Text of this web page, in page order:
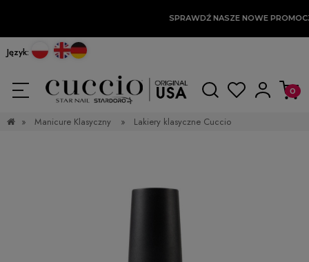
SPRAWDŹ NASZE NOWE
Język:
» Manicure Klasyczny » Lakiery klasyczne Cuccio